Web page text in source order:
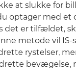
at slukke for
optager med et
det er tilfældet,
metode vil IS-
rystelser,
bevægelse,